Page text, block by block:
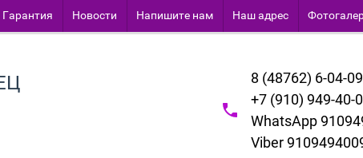
Гарантия Новости Напишите нам Наш адрес
8 (48762) 6-04-09
+7 (910) 949-40-
WhatsApp
Viber